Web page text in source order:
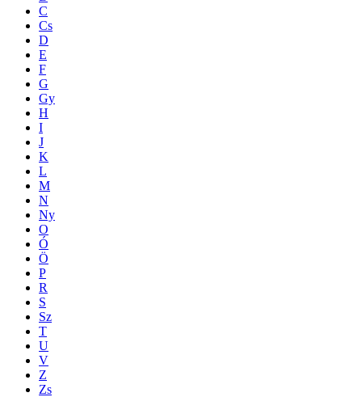
C
Cs
D
E
F
G
Gy
H
I
J
K
L
M
N
Ny
O
Ó
Ö
P
R
S
Sz
T
U
V
Z
Zs